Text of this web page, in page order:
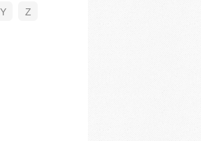
Y Z